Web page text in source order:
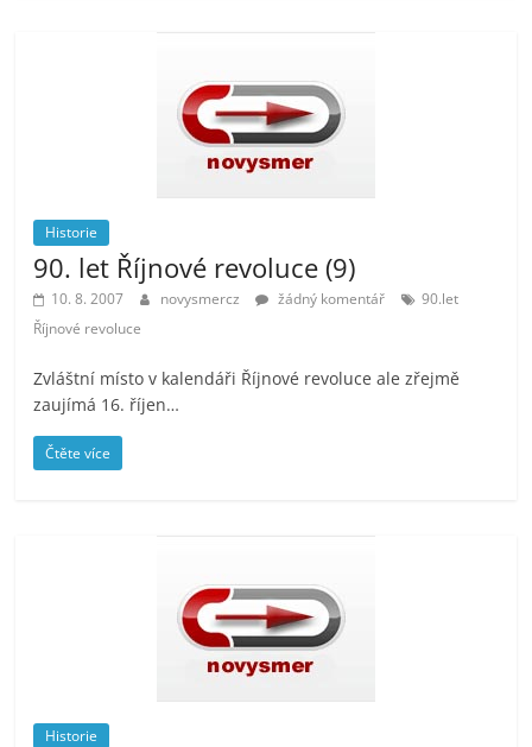
Historie
90. let Říjnové revoluce (9)
10. 8. 2007 novysmercz žádný komentář
90.let
Říjnové revoluce
Zvláštní místo v kalendáři Říjnové revoluce ale zřejmě
zaujímá 16. říjen…
Čtěte více
Historie